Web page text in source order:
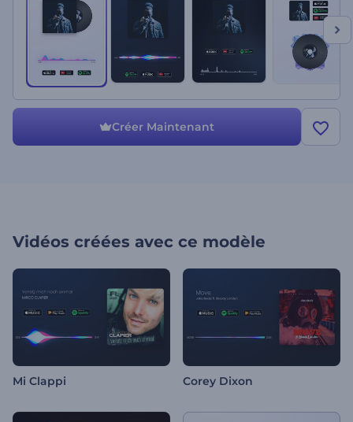
Créer Maintenant
Vidéos créées avec ce modèle
Mi Clappi Corey Dixon